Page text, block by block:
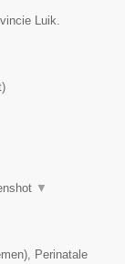
Luik.
)
▼
Perinatale